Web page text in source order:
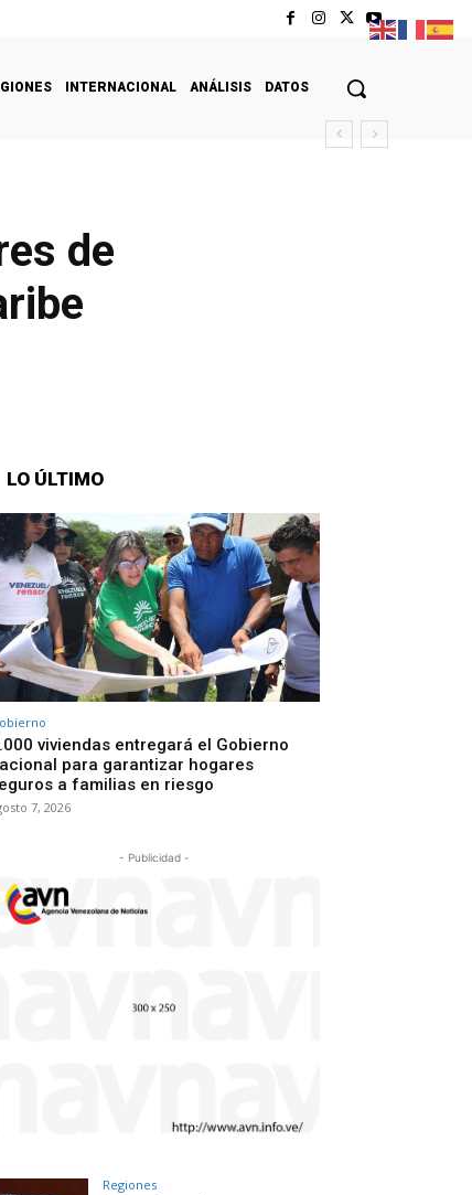
INTERNACIONAL ANÁLISIS DATOS
de
LO ÚLTIMO
viviendas entregará el Gobierno
para garantizar hogares
a familias en riesgo
7, 2026
- Publicidad -
Regiones